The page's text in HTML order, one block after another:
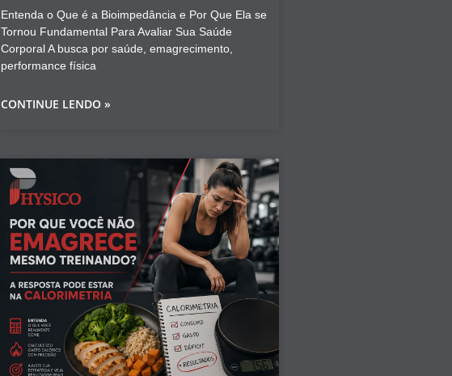
Entenda o Que é a Bioimpedância e Por Que Ela se
Tornou Fundamental Para Avaliar Sua Saúde
Corporal A busca por saúde, emagrecimento,
performance física
CONTINUE LENDO »